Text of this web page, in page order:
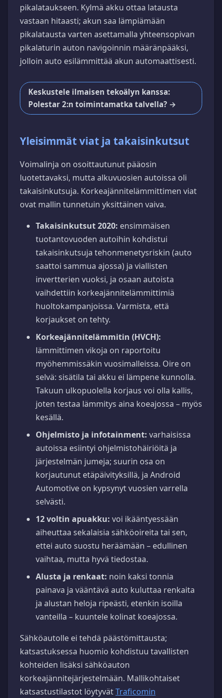
pikalataukseen. Kylmä akku ottaa latausta
vastaan hitaasti; akun saa lämpiämään
pikalatausta varten asettamalla yhteensopivan
pikalaturin auton navigoinnin määränpääksi,
jolloin auto esilämmittää akun automaattisesti.
Keskustele ilmaisen tekoälyn kanssa:
Polestar 2:n toimintamatka talvella? →
Yleisimmät viat ja takaisinkutsut
Voimalinja on osoittautunut pääosin
luotettavaksi, mutta alkuvuosien autoissa oli
takaisinkutsuja. Korkeajännitelämmittimen viat
ovat mallin tunnetuin yksittäinen vaiva.
Takaisinkutsut 2020: ensimmäisen
tuotantovuoden autoihin kohdistui
takaisinkutsuja tehonmenetysriskin (auto
saattoi sammua ajossa) ja viallisten
invertterien vuoksi, ja osaan autoista
vaihdettiin korkeajännitelämmittimiä
huoltokampanjoissa. Varmista, että
korjaukset on tehty.
Korkeajännitelämmitin (HVCH):
lämmittimen vikoja on raportoitu
myöhemmissäkin vuosimalleissa. Oire on
selvä: sisätila tai akku ei lämpene kunnolla.
Takuun ulkopuolella korjaus voi olla kallis,
joten testaa lämmitys aina koeajossa – myös
kesällä.
Ohjelmisto ja infotainment: varhaisissa
autoissa esiintyi ohjelmistohäiriöitä ja
järjestelmän jumeja; suurin osa on
korjautunut etäpäivityksillä, ja Android
Automotive on kypsynyt vuosien varrella
selvästi.
12 voltin apuakku: voi ikääntyessään
aiheuttaa sekalaisia sähköoireita tai sen,
ettei auto suostu heräämään – edullinen
vaihtaa, mutta hyvä tiedostaa.
Alusta ja renkaat: noin kaksi tonnia
painava ja vääntävä auto kuluttaa renkaita
ja alustan heloja ripeästi, etenkin isoilla
vanteilla – kuuntele kolinat koeajossa.
Sähköautolle ei tehdä päästömittausta;
katsastuksessa huomio kohdistuu tavallisten
kohteiden lisäksi sähköauton
korkeajännitejärjestelmään. Mallikohtaiset
katsastustilastot löytyvätTraficomin